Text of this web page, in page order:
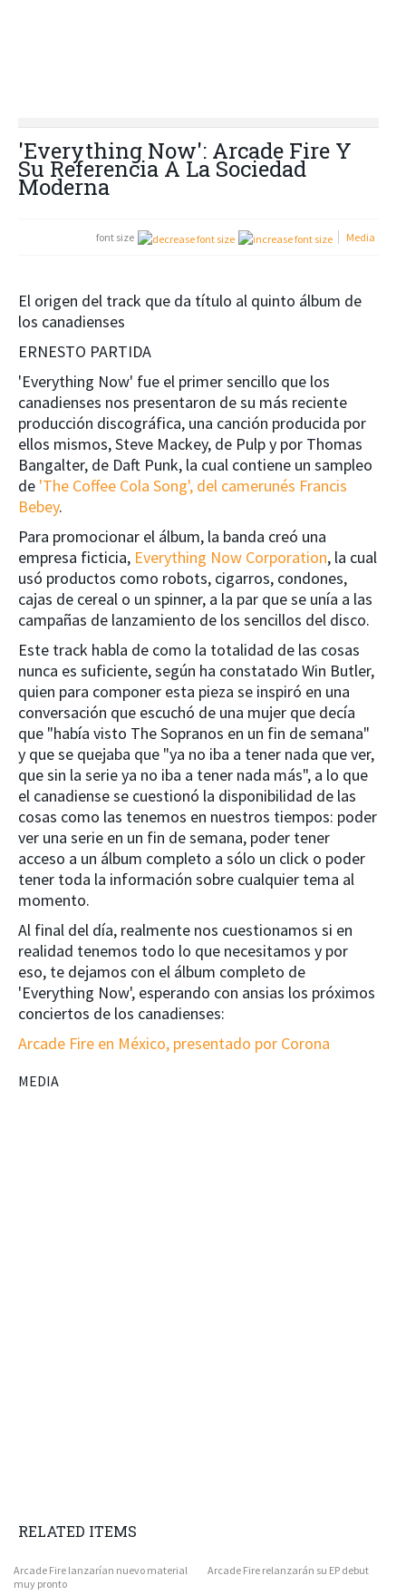
'Everything Now': Arcade Fire Y
Su Referencia A La Sociedad
Moderna
font size Media
El origen del track que da título al quinto álbum de
los canadienses
ERNESTO PARTIDA
'Everything Now' fue el primer sencillo que los
canadienses nos presentaron de su más reciente
producción discográfica, una canción producida por
ellos mismos, Steve Mackey, de Pulp y por Thomas
Bangalter, de Daft Punk, la cual contiene un sampleo
de 'The Coffee Cola Song', del camerunés Francis
Bebey.
Para promocionar el álbum, la banda creó una
empresa ficticia, Everything Now Corporation, la cual
usó productos como robots, cigarros, condones,
cajas de cereal o un spinner, a la par que se unía a las
campañas de lanzamiento de los sencillos del disco.
Este track habla de como la totalidad de las cosas
nunca es suficiente, según ha constatado Win Butler,
quien para componer esta pieza se inspiró en una
conversación que escuchó de una mujer que decía
que "había visto The Sopranos en un fin de semana"
y que se quejaba que "ya no iba a tener nada que ver,
que sin la serie ya no iba a tener nada más", a lo que
el canadiense se cuestionó la disponibilidad de las
cosas como las tenemos en nuestros tiempos: poder
ver una serie en un fin de semana, poder tener
acceso a un álbum completo a sólo un click o poder
tener toda la información sobre cualquier tema al
momento.
Al final del día, realmente nos cuestionamos si en
realidad tenemos todo lo que necesitamos y por
eso, te dejamos con el álbum completo de
'Everything Now', esperando con ansias los próximos
conciertos de los canadienses:
Arcade Fire en México, presentado por Corona
MEDIA
RELATED ITEMS
Arcade Fire lanzarían nuevo material
muy pronto
Arcade Fire relanzarán su EP debut